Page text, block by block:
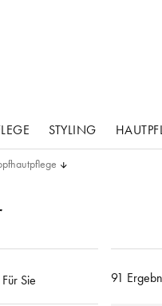
STYLING
Für Sie 91